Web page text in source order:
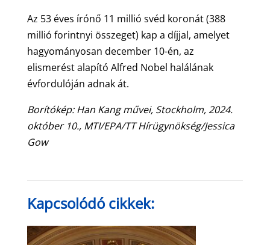
Az 53 éves írónő 11 millió svéd koronát (388
millió forintnyi összeget) kap a díjjal, amelyet
hagyományosan december 10-én, az
elismerést alapító Alfred Nobel halálának
évfordulóján adnak át.
Borítókép: Han Kang művei, Stockholm, 2024.
október 10., MTI/EPA/TT Hírügynökség/Jessica
Gow
Kapcsolódó cikkek: